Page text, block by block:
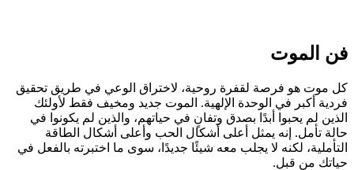
فن الموت
كل موت هو فرصة لقفرة روحية، لاختراق الوعي في طريق تحقيق
فردية أكبر في الوحدة الإلهية. الموت جديد ومخيف فقط لأولئك
الذين لم يحبوا أبدًا بصدق وتفانٍ في حياتهم، والذين لم يكونوا في
حالة تأمل. إنه يمثل
أعلى أشكال الحب وأعلى أشكال الطاقة
التأملية، لكنه لا يجلب معه شيئًا جديدًا، سوى ما اختبرته بالفعل في
حياتك من قبل.